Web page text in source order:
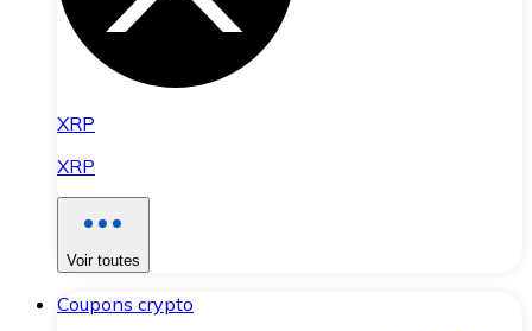
XRP
XRP
Voir toutes
Coupons crypto